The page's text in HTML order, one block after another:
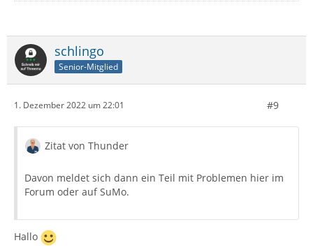
schlingo
Senior-Mitglied
1. Dezember 2022 um 22:01 #9
Zitat von Thunder
Davon meldet sich dann ein Teil mit Problemen hier im
Forum oder auf SuMo.
Hallo